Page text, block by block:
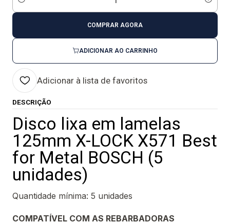
Quantidade
ADICIONAR AO CARRINHO
COMPRAR AGORA
Adicionar à lista de favoritos
DESCRIÇÃO
Disco lixa em lamelas
125mm X-LOCK X571 Best
for Metal BOSCH (5
unidades)
Quantidade mínima: 5 unidades
COMPATÍVEL COM AS REBARBADORAS